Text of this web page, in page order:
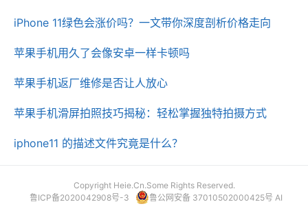
iPhone 11绿色会涨价吗？一文带你深度剖析价格走向
苹果手机用久了会像安卓一样卡顿吗
苹果手机返厂维修是否让人放心
苹果手机滑屏拍照技巧揭秘：轻松掌握独特拍摄方式
iphone11 的描述文件究竟是什么？
Copyright Heie.Cn.Some Rights Reserved.
鲁ICP备2020042908号-3
鲁公网安备 37010502000425号 AI